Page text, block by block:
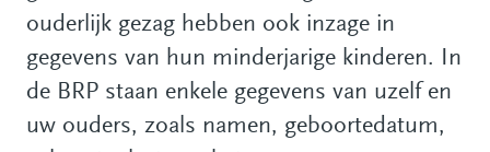
ouderlijk gezag hebben ook inzage in
gegevens van hun minderjarige kinderen. In
de BRP staan enkele gegevens van uzelf en
uw ouders, zoals namen, geboortedatum,